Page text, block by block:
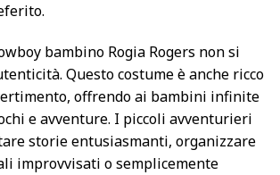
bambino Rogia Rogers non si
Questo costume è anche ricco
offrendo ai bambini infinite
e avventure. I piccoli avventurieri
storie entusiasmanti, organizzare
improvvisati o semplicemente